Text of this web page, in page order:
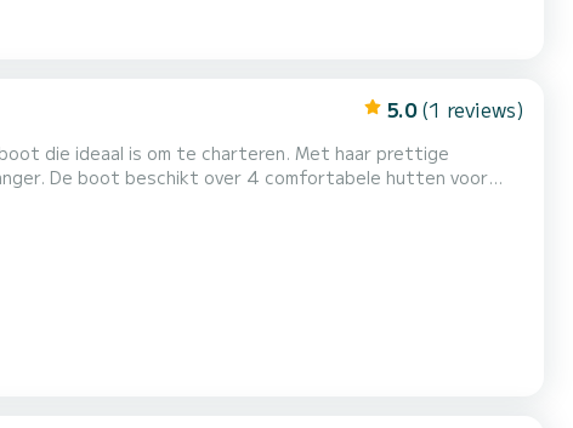
5.0 (1 reviews)
voor
van 57 PK is het schip de ideale metgezel voor een